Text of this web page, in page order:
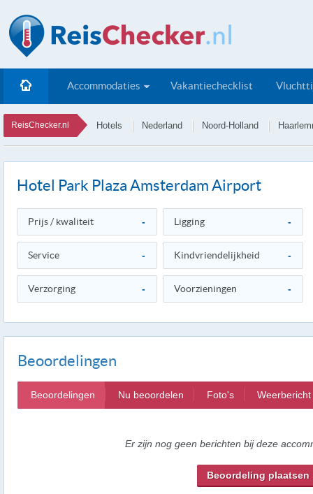
Accommodaties Vakantiechecklist
ReisChecker.nl Hotels Nederland Noord-Holland
Hotel Park Plaza Amsterdam Airport
Prijs / kwaliteit - Ligging -
Service - Kindvriendelijkheid -
Verzorging - Voorzieningen -
Beoordelingen
Beoordelingen Nu beoordelen Foto's Weerbericht
Er zijn nog geen berichten bij deze
Beoordeling plaatsen